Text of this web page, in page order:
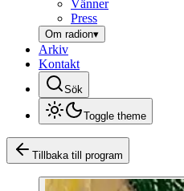
Vänner
Press
Om radion▾
Arkiv
Kontakt
Sök
Toggle theme
Tillbaka till program